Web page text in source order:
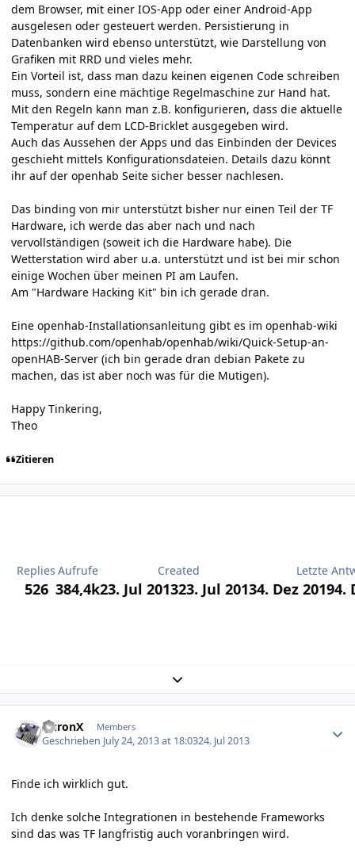
dem Browser, mit einer IOS-App oder einer Android-App
ausgelesen oder gesteuert werden. Persistierung in
Datenbanken wird ebenso unterstützt, wie Darstellung von
Grafiken mit RRD und vieles mehr.
Ein Vorteil ist, dass man dazu keinen eigenen Code schreiben
muss, sondern eine mächtige Regelmaschine zur Hand hat.
Mit den Regeln kann man z.B. konfigurieren, dass die aktuelle
Temperatur auf dem LCD-Bricklet ausgegeben wird.
Auch das Aussehen der Apps und das Einbinden der Devices
geschieht mittels Konfigurationsdateien. Details dazu könnt
ihr auf der openhab Seite sicher besser nachlesen.
Das binding von mir unterstützt bisher nur einen Teil der TF
Hardware, ich werde das aber nach und nach
vervollständigen (soweit ich die Hardware habe). Die
Wetterstation wird aber u.a. unterstützt und ist bei mir schon
einige Wochen über meinen PI am Laufen.
Am "Hardware Hacking Kit" bin ich gerade dran.
Eine openhab-Installationsanleitung gibt es im openhab-wiki
https://github.com/openhab/openhab/wiki/Quick-Setup-an-
openHAB-Server (ich bin gerade dran debian Pakete zu
machen, das ist aber noch was für die Mutigen).
Happy Tinkering,
Theo
Zitieren
Replies
526
Aufrufe
384,4k
Created
23. Jul 201323. Jul 2013
Letzte
4. Dez 20194.
Expand topic overview
AuronX Members
Geschrieben July 24, 2013 at 18:0324. Jul 2013
Finde ich wirklich gut.
Ich denke solche Integrationen in bestehende Frameworks
sind das was TF langfristig auch voranbringen wird.